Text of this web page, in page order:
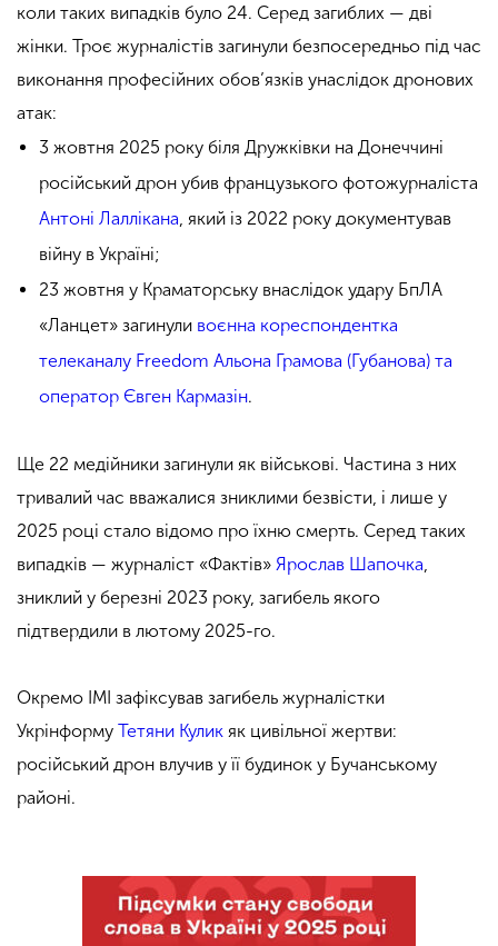
коли таких випадків було 24. Серед загиблих — дві
жінки. Троє журналістів загинули безпосередньо під час
виконання професійних обов’язків унаслідок дронових
атак:
3 жовтня 2025 року біля Дружківки на Донеччині
російський дрон убив французького фотожурналіста
Антоні Лаллікана, який із 2022 року документував
війну в Україні;
23 жовтня у Краматорську внаслідок удару БпЛА
«Ланцет» загинули воєнна кореспондентка
телеканалу Freedom Альона Грамова (Губанова) та
оператор Євген Кармазін.
Ще 22 медійники загинули як військові. Частина з них
тривалий час вважалися зниклими безвісти, і лише у
2025 році стало відомо про їхню смерть. Серед таких
випадків — журналіст «Фактів» Ярослав Шапочка,
зниклий у березні 2023 року, загибель якого
підтвердили в лютому 2025-го.
Окремо ІМІ зафіксував загибель журналістки
Укрінформу Тетяни Кулик як цивільної жертви:
російський дрон влучив у її будинок у Бучанському
районі.